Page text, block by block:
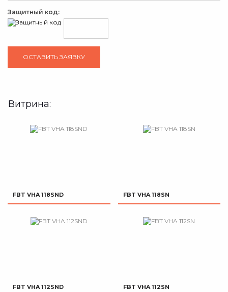
Защитный код:
Витрина:
FBT VHA 118SND FBT VHA 118SN
FBT VHA 112SND FBT VHA 112SN